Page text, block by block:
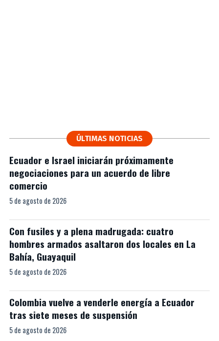
ÚLTIMAS NOTICIAS
Ecuador e Israel iniciarán próximamente
negociaciones para un acuerdo de libre
comercio
5 de agosto de 2026
Con fusiles y a plena madrugada: cuatro
hombres armados asaltaron dos locales en La
Bahía, Guayaquil
5 de agosto de 2026
Colombia vuelve a venderle energía a Ecuador
tras siete meses de suspensión
5 de agosto de 2026